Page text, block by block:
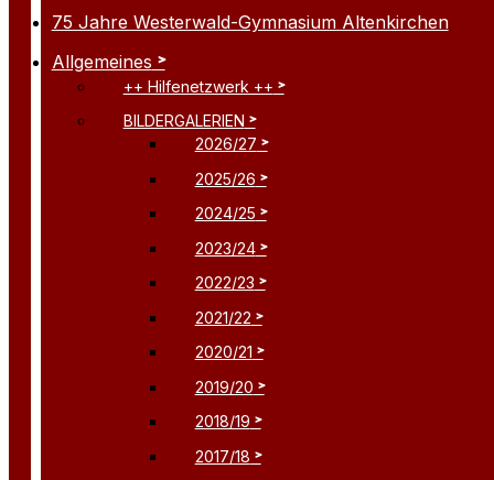
75 Jahre Westerwald-Gymnasium Altenkirchen
Allgemeines
++ Hilfenetzwerk ++
BILDERGALERIEN
2026/27
2025/26
2024/25
2023/24
2022/23
2021/22
2020/21
2019/20
2018/19
2017/18